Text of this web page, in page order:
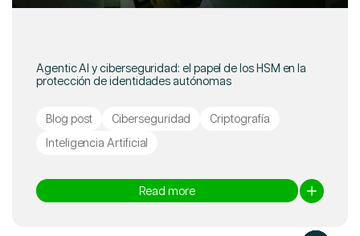
Agentic AI y ciberseguridad: el papel de los HSM en la
protección de identidades autónomas
Blog post Ciberseguridad
Criptografía
Inteligencia Artificial
Read more